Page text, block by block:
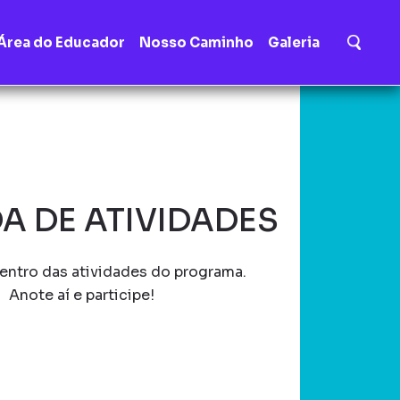
do Educador Nosso Caminho Galeria
DE ATIVIDADES
das atividades do programa.
Anote aí e participe!